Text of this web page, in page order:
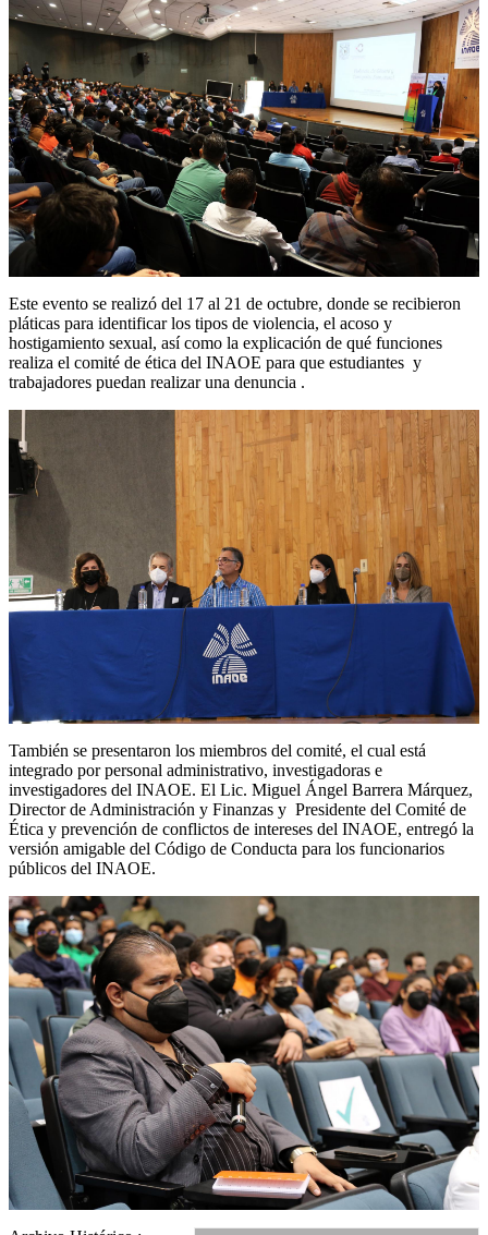
Este evento se realizó del 17 al 21 de octubre, donde se recibieron
pláticas para identificar los tipos de violencia, el acoso y
hostigamiento sexual, así como la explicación de qué funciones
realiza el comité de ética del INAOE para que estudiantes y
trabajadores puedan realizar una denuncia .
También se presentaron los miembros del comité, el cual está
integrado por personal administrativo, investigadoras e
investigadores del INAOE. El Lic. Miguel Ángel Barrera Márquez,
Director de Administración y Finanzas y Presidente del Comité de
Ética y prevención de conflictos de intereses del INAOE, entregó la
versión amigable del Código de Conducta para los funcionarios
públicos del INAOE.